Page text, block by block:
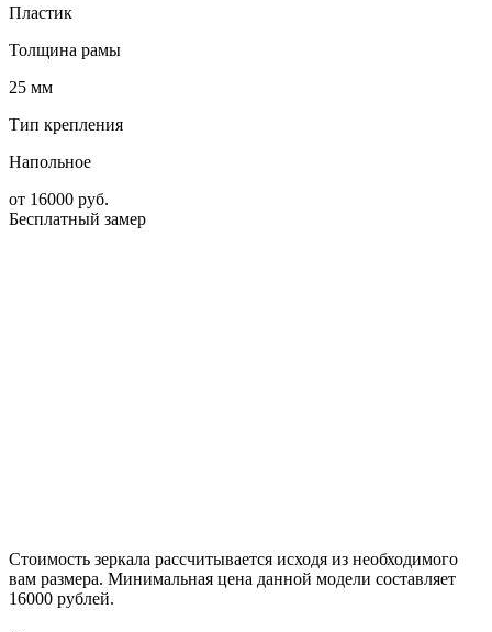
Пластик
Толщина рамы
25 мм
Тип крепления
Напольное
от 16000 руб.
Бесплатный замер
Стоимость зеркала рассчитывается исходя из необходимого
вам размера. Минимальная цена данной модели составляет
16000 рублей.